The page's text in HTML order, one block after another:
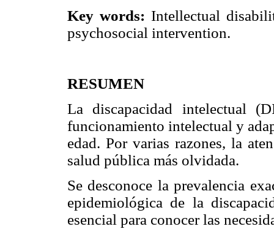
Key words: Intellectual
psychosocial intervention.
RESUMEN
La discapacidad intelectual
funcionamiento intelectual y
edad. Por varias razones, la
salud pública más olvidada.
Se desconoce la prevalencia
epidemiológica de la
esencial para conocer las